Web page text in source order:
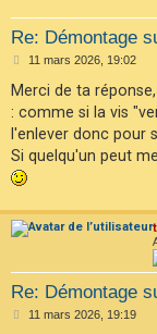
Re: Démontage
M
s
a
g
e
11 mars 2026, 19:02
Merci de ta
: comme si la vis
l'enlever donc pour
Si quelqu'un peut
Re: Démontage
M11 mars 2026, 19:19